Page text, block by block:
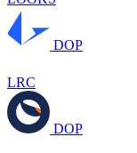
DOP
LRC
DOP